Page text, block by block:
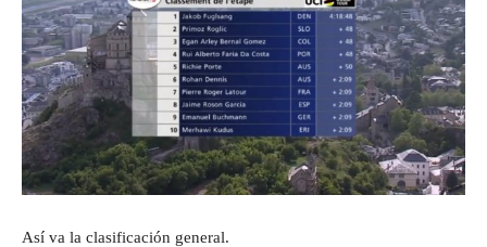
Así va la clasificación general.